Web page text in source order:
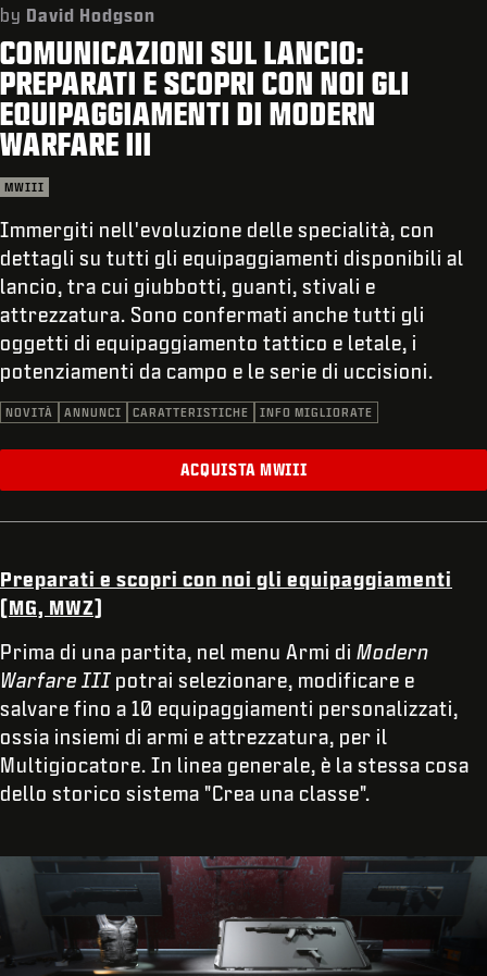
ASSISTENZA
REDEEM BETA CODE
XBOX GAME PASS
ACCEDI|REGISTRATI
by David Hodgson
COMUNICAZIONI SUL LANCIO:
PREPARATI E SCOPRI CON NOI GLI
EQUIPAGGIAMENTI DI MODERN
WARFARE III
MWIII
Immergiti nell'evoluzione delle specialità, con
dettagli su tutti gli equipaggiamenti disponibili al
lancio, tra cui giubbotti, guanti, stivali e
attrezzatura. Sono confermati anche tutti gli
oggetti di equipaggiamento tattico e letale, i
potenziamenti da campo e le serie di uccisioni.
NOVITÀ ANNUNCI CARATTERISTICHE INFO MIGLIORATE
ACQUISTA MWIII
Preparati e scopri con noi gli equipaggiamenti
(MG, MWZ)
Prima di una partita, nel menu Armi di Modern
Warfare III potrai selezionare, modificare e
salvare fino a 10 equipaggiamenti personalizzati,
ossia insiemi di armi e attrezzatura, per il
Multigiocatore. In linea generale, è la stessa cosa
dello storico sistema "Crea una classe".